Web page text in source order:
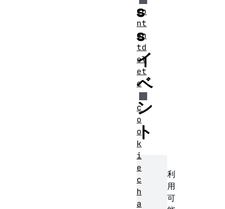
s
s
イ
ベ
ン
ト
利
用
可
co
nt
en
td
el
et
e
c
o
o
k
i
e
c
h
a